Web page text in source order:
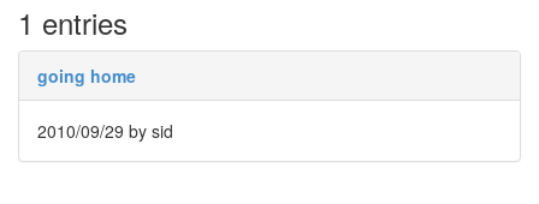
1 entries
going home
2010/09/29 by sid